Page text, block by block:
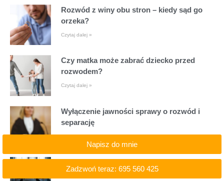
Rozwód z winy obu stron – kiedy sąd go
orzeka?
Czytaj dalej »
Czy matka może zabrać dziecko przed
rozwodem?
Czytaj dalej »
Wyłączenie jawności sprawy o rozwód i
separację
Czytaj dalej »
rodziców podczas rozwodu
Napisz do mnie
Zadzwoń teraz: 695 560 425